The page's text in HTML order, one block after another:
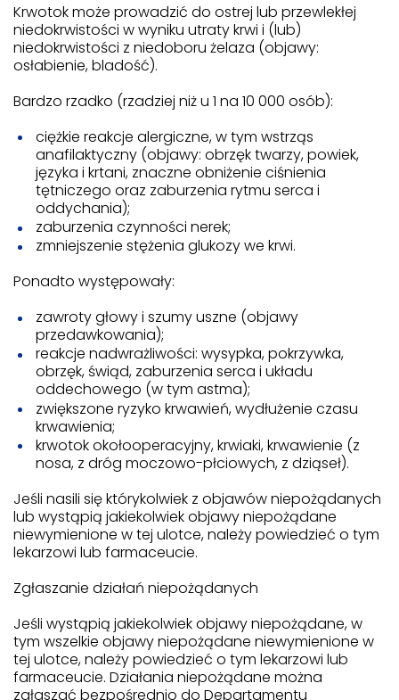
Krwotok może prowadzić do ostrej lub przewlekłej
niedokrwistości w wyniku utraty krwi i (lub)
niedokrwistości z niedoboru żelaza (objawy:
osłabienie, bladość).
Bardzo rzadko (rzadziej niż u 1 na 10 000 osób):
ciężkie reakcje alergiczne, w tym wstrząs
anafilaktyczny (objawy: obrzęk twarzy, powiek,
języka i krtani, znaczne obniżenie ciśnienia
tętniczego oraz zaburzenia rytmu serca i
oddychania);
zaburzenia czynności nerek;
zmniejszenie stężenia glukozy we krwi.
Ponadto występowały:
zawroty głowy i szumy uszne (objawy
przedawkowania);
reakcje nadwrażliwości: wysypka, pokrzywka,
obrzęk, świąd, zaburzenia serca i układu
oddechowego (w tym astma);
zwiększone ryzyko krwawień, wydłużenie czasu
krwawienia;
krwotok okołooperacyjny, krwiaki, krwawienie (z
nosa, z dróg moczowo-płciowych, z dziąseł).
Jeśli nasili się którykolwiek z objawów niepożądanych
lub wystąpią jakiekolwiek objawy niepożądane
niewymienione w tej ulotce, należy powiedzieć o tym
lekarzowi lub farmaceucie.
Zgłaszanie działań niepożądanych
Jeśli wystąpią jakiekolwiek objawy niepożądane, w
tym wszelkie objawy niepożądane niewymienione w
tej ulotce, należy powiedzieć o tym lekarzowi lub
farmaceucie. Działania niepożądane można
zgłaszać bezpośrednio do Departamentu